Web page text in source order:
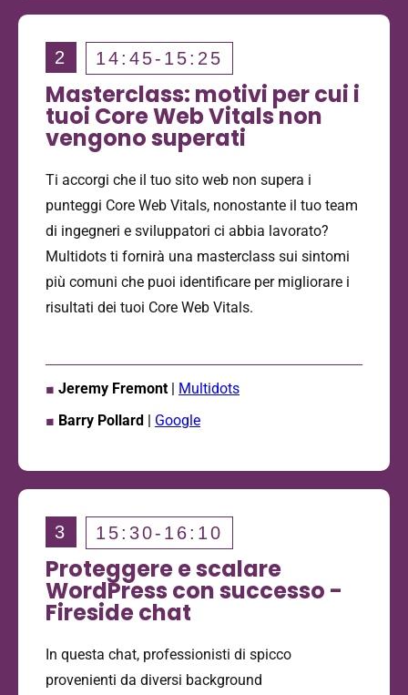
2 14:45-15:25
Masterclass: motivi per cui i
tuoi Core Web Vitals non
vengono superati
Ti accorgi che il tuo sito web non supera i
punteggi Core Web Vitals, nonostante il tuo team
di ingegneri e sviluppatori ci abbia lavorato?
Multidots ti fornirà una masterclass sui sintomi
più comuni che puoi identificare per migliorare i
risultati dei tuoi Core Web Vitals.
■ Jeremy Fremont | Multidots
■ Barry Pollard | Google
3 15:30-16:10
Proteggere e scalare
WordPress con successo -
Fireside chat
In questa chat, professionisti di spicco
provenienti da diversi background